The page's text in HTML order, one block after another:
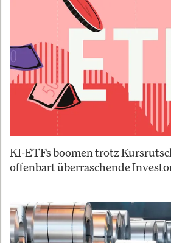
KI-ETFs boomen trotz
offenbart überraschende